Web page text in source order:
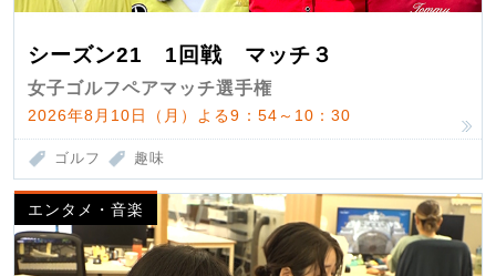
シーズン21 1回戦 マッチ３
女子ゴルフペアマッチ選手権
2026年8月10日（月）よる9：54～10：30
ゴルフ 趣味
エンタメ・音楽